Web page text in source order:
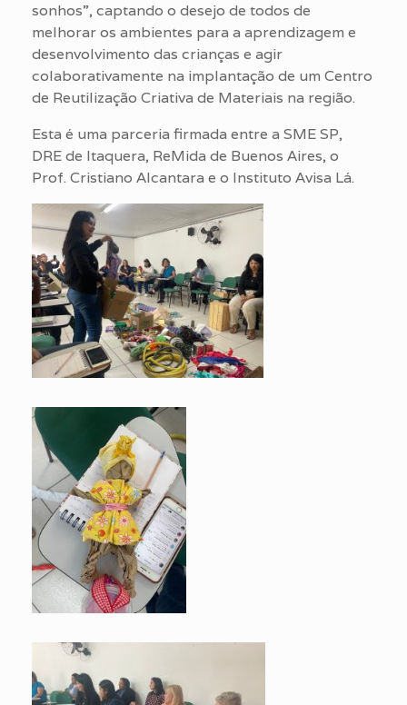
sonhos”, captando o desejo de todos de
melhorar os ambientes para a aprendizagem e
desenvolvimento das crianças e agir
colaborativamente na implantação de um Centro
de Reutilização Criativa de Materiais na região.
Esta é uma parceria firmada entre a SME SP,
DRE de Itaquera, ReMida de Buenos Aires, o
Prof. Cristiano Alcantara e o Instituto Avisa Lá.